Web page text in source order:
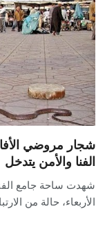
شجار مروضي
الفنا والأمن يتدخل
شهدت ساحة جامع
الأربعاء، حالة من